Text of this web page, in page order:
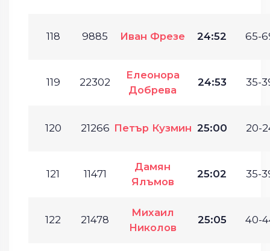
118 9885 Иван Фрезе 24:52 65-
119 22302
Елеонора
Добрева
24:53 35-
120 21266 Петър Кузмин 25:00 20-
121 11471
Дамян
Ялъмов
25:02 35-
122 21478
Михаил
Николов
25:05 40-